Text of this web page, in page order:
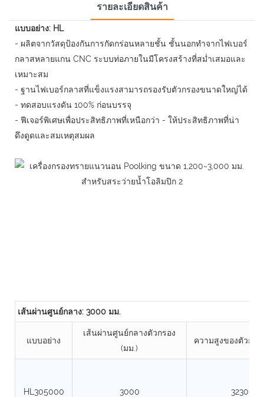
รายละเอียดสินค้า
แบบอย่าง: HL
- ผลิตจากวัสดุป้องกันการกัดกร่อนหลายชั้น ชั้นนอกทำจากไฟเบอร์
กลาสหลายแกน CNC ระบบท่อภายในมีโครงสร้างที่สม่ำเสมอและ
เหมาะสม
- ฐานไฟเบอร์กลาสที่แข็งแรงสามารถรองรับตัวกรองขนาดใหญ่ได้
- ทดสอบแรงดัน 100% ก่อนบรรจุ
- ฟีเจอร์พิเศษเพื่อประสิทธิภาพที่เหนือกว่า - ให้ประสิทธิภาพที่น่า
ดึงดูดและสมเหตุสมผล
เส้นผ่านศูนย์กลาง: 3000 มม.
แบบอย่าง
เส้นผ่านศูนย์กลางตัวกรอง
(มม.)
ความสูงของตัวกรอ
HL305000 3000 3230